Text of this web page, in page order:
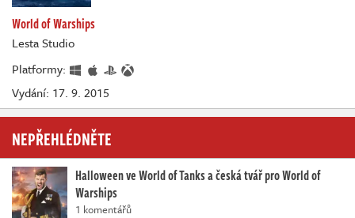
World of Warships
Lesta Studio
Platformy:
Vydání: 17. 9. 2015
NEPŘEHLÉDNĚTE
Halloween ve World of Tanks a česká tvář pro World of
Warships
1 komentářů